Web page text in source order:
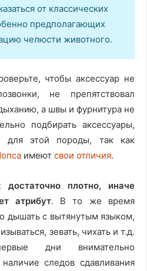
от классических
предполагающих
челюсти животного.
чтобы аксессуар не
не препятствовал
а швы и фурнитура не
подбирать аксессуары,
для этой породы, так как
имеют свои отличия.
достаточно плотно, иначе
атрибут. В то же время
дышать с вытянутым языком,
зевать, чихать и т.д.
дни внимательно
следов сдавливания